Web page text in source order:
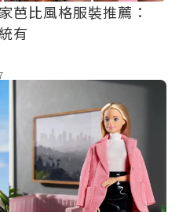
芭比風格服裝推薦：
有